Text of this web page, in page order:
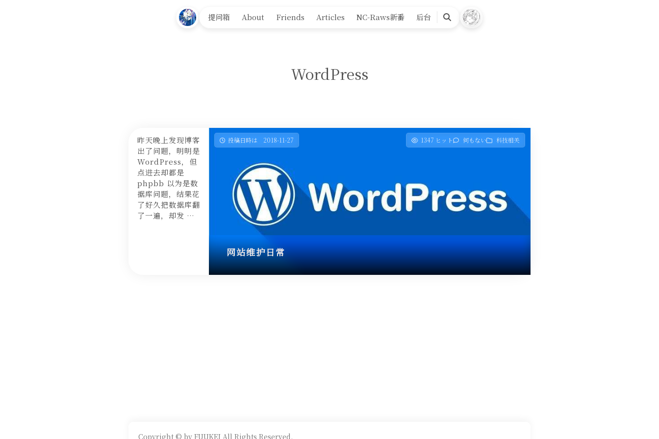
提问箱 About Friends Articles NC-Raws新番 后台
検
WordPress
投稿日時は 2018-11-27 1347 ヒット 何もない 科技相关
网站维护日常
昨天晚上发现博客
出了问题，明明是
WordPress，但
点进去却都是
phpbb 以为是数
据库问题，结果花
了好久把数据库翻
了一遍，却发 …
Copyright © by FUUKEI All Rights Reserved.